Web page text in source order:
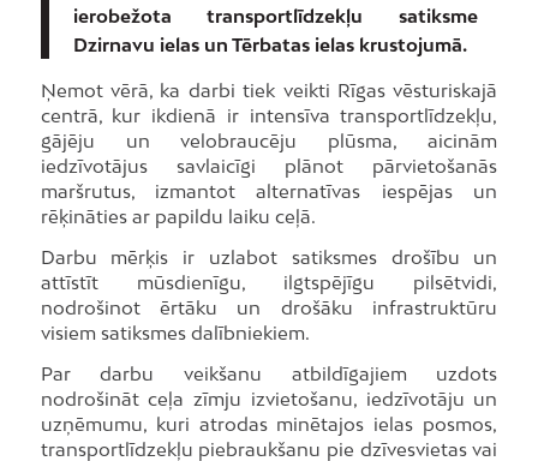
ierobežota transportlīdzekļu satiksme
Dzirnavu ielas un Tērbatas ielas krustojumā.
Ņemot vērā, ka darbi tiek veikti Rīgas vēsturiskajā
centrā, kur ikdienā ir intensīva transportlīdzekļu,
gājēju un velobraucēju plūsma, aicinām
iedzīvotājus savlaicīgi plānot pārvietošanās
maršrutus, izmantot alternatīvas iespējas un
rēķināties ar papildu laiku ceļā.
Darbu mērķis ir uzlabot satiksmes drošību un
attīstīt mūsdienīgu, ilgtspējīgu pilsētvidi,
nodrošinot ērtāku un drošāku infrastruktūru
visiem satiksmes dalībniekiem.
Par darbu veikšanu atbildīgajiem uzdots
nodrošināt ceļa zīmju izvietošanu, iedzīvotāju un
uzņēmumu, kuri atrodas minētajos ielas posmos,
transportlīdzekļu piebraukšanu pie dzīvesvietas vai